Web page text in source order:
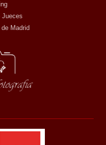
Jueces
Madrid